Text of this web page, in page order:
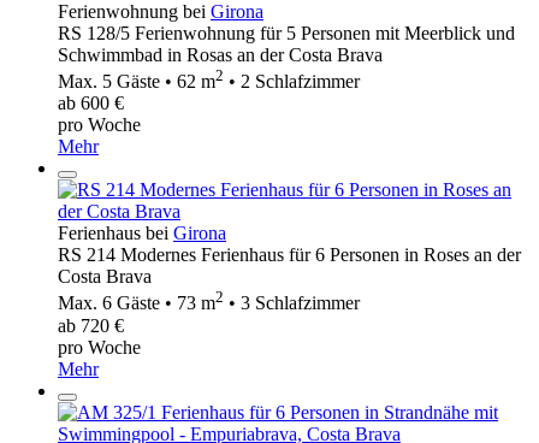
Ferienwohnung bei Girona
RS 128/5 Ferienwohnung für 5 Personen mit Meerblick und
Schwimmbad in Rosas an der Costa Brava
Max. 5 Gäste • 62 m2 • 2 Schlafzimmer
ab 600 €
pro Woche
Mehr
Ferienhaus bei Girona
RS 214 Modernes Ferienhaus für 6 Personen in Roses an der
Costa Brava
Max. 6 Gäste • 73 m2 • 3 Schlafzimmer
ab 720 €
pro Woche
Mehr